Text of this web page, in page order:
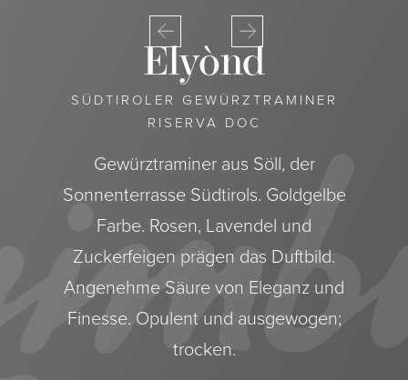
Elyònd
SÜDTIROLER GEWÜRZTRAMINER
RISERVA DOC
Gewürztraminer aus Söll, der
Sonnenterrasse Südtirols. Goldgelbe
Farbe. Rosen, Lavendel und
Zuckerfeigen prägen das Duftbild.
Angenehme Säure von Eleganz und
Finesse. Opulent und ausgewogen;
trocken.